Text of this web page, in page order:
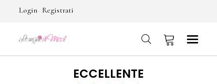
Login Registrati
No products in the cart.
ECCELLENTE